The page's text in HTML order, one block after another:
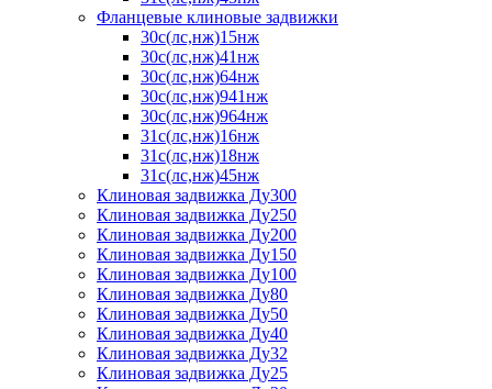
Фланцевые клиновые задвижки
30с(лс,нж)15нж
30с(лс,нж)41нж
30с(лс,нж)64нж
30с(лс,нж)941нж
30с(лс,нж)964нж
31с(лс,нж)16нж
31с(лс,нж)18нж
31с(лс,нж)45нж
Клиновая задвижка Ду300
Клиновая задвижка Ду250
Клиновая задвижка Ду200
Клиновая задвижка Ду150
Клиновая задвижка Ду100
Клиновая задвижка Ду80
Клиновая задвижка Ду50
Клиновая задвижка Ду40
Клиновая задвижка Ду32
Клиновая задвижка Ду25